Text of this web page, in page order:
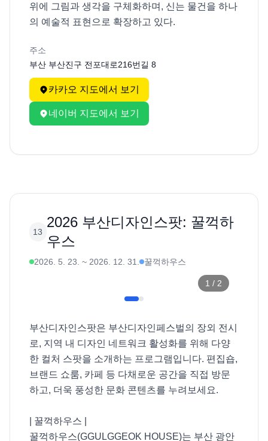
위에 그림과 생각을 구체화하며, 신는 물건을 하나
의 예술적 표현으로 확장하고 있다.
주소
부산 부산진구 전포대로216번길 8
카카오 지도에서 보기
네이버 지도에서 보기
13
2026 부산디자인스팟: 꿀꺽하
우스
2026. 5. 23. ~ 2026. 12. 31. 꿀꺽하우스
1 / 2
부산디자인스팟은 부산디자인페스벌의 장외 전시
로, 지역 내 디자인 네트워크 활성화를 위해 다양
한 컬처 스팟을 소개하는 프로그램입니다. 편집숍,
브랜드 쇼룸, 카페 등 다채로운 공간을 직접 방문
하고, 더욱 풍성한 문화 콘텐츠를 누려보세요.
| 꿀꺽하우스 |
꿀꺽하우스(GGULGGEOK HOUSE)는 부산 광안